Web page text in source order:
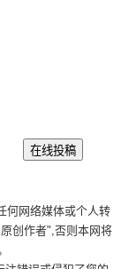
何网络媒体或个人转
创作者",否则本网将